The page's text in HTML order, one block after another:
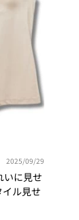
2025/09/29
いに見せ
ル見せ